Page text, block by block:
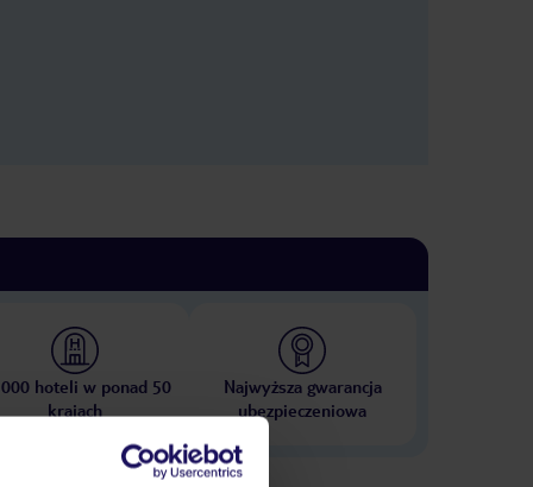
hoteli w ponad 50
krajach
Najwyższa gwarancja
ubezpieczeniowa